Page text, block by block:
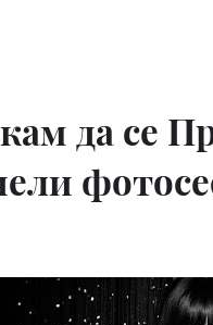
да се